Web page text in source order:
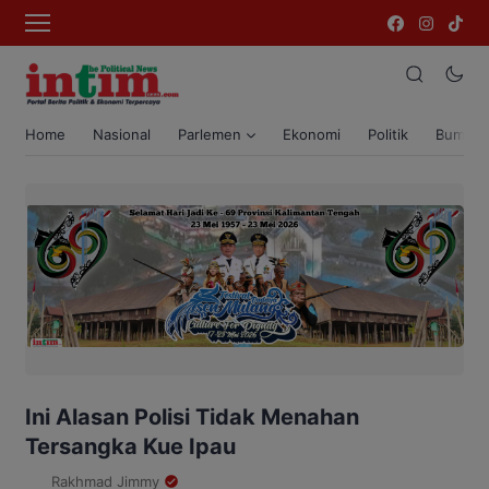
Home Nasional Parlemen Ekonomi Politik Bumi
Ini Alasan Polisi Tidak Menahan
Tersangka Kue Ipau
Rakhmad Jimmy